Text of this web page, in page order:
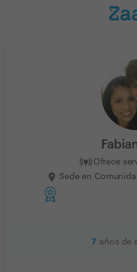
Ofrece
Sede en
7 años de